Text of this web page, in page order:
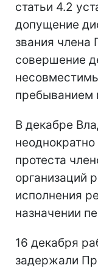
статьи 4.2
допущение
звания члена
совершение
пребыванием
В декабре
протеста
организаций
исполнения
назначении
16 декабря
задержали